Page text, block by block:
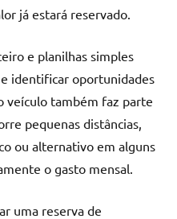
já estará reservado.
e planilhas simples
identificar oportunidades
veículo também faz parte
pequenas distâncias,
ou alternativo em alguns
o gasto mensal.
uma reserva de